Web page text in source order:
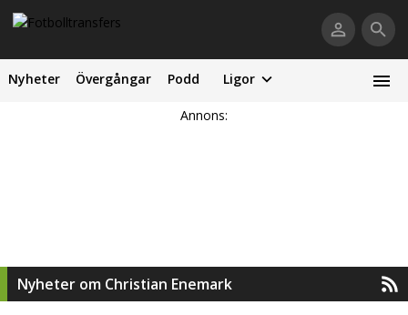
Nyheter Övergångar Podd Ligor
Annons:
Nyheter om Christian Enemark